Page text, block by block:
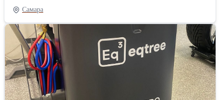
транспортных средств. Объединяет функции безразборной
промывки и диагностики, регенерации хладагента, заправки и
вакуумирования. Точный контроль всех жидкостей по весу,
объёмный внутренний бак 22 кг, сенсорное управление на
современном промышленном экране. Подходит для бензиновых,
дизельных автомобилей, электромобилей (BEV) и гибридных
транспортных средств. Поддержка дистанционного управления
через диагностический планшет. Поддержка заправки PAG/POE
масла и УФ-индикаторной жидкости. Новая патентованная
конструкция установки и уникальный модуль сепарации масла и
Самара